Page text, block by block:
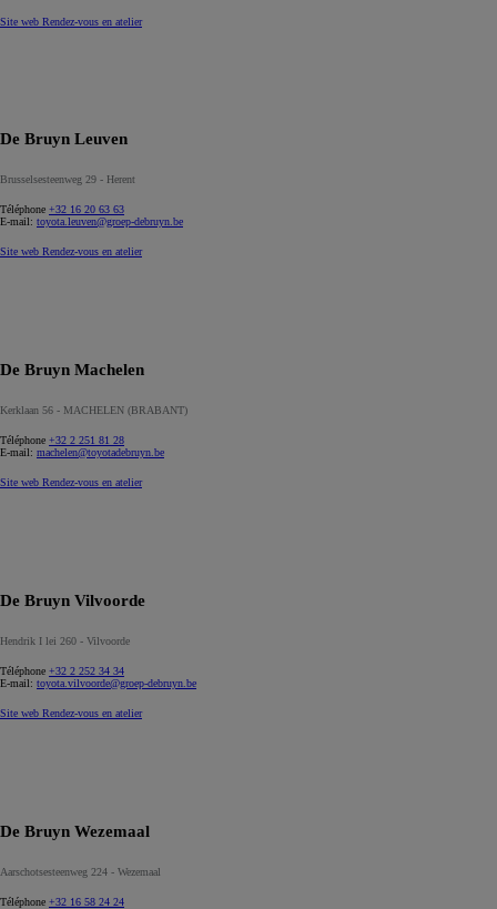
Site web Rendez-vous en atelier
De Bruyn Leuven
Brusselsesteenweg 29 - Herent
Téléphone +32 16 20 63 63
E-mail: toyota.leuven@groep-debruyn.be
Site web Rendez-vous en atelier
De Bruyn Machelen
Kerklaan 56 - MACHELEN (BRABANT)
Téléphone +32 2 251 81 28
E-mail: machelen@toyotadebruyn.be
Site web Rendez-vous en atelier
De Bruyn Vilvoorde
Hendrik I lei 260 - Vilvoorde
Téléphone +32 2 252 34 34
E-mail: toyota.vilvoorde@groep-debruyn.be
Site web Rendez-vous en atelier
De Bruyn Wezemaal
Aarschotsesteenweg 224 - Wezemaal
Téléphone +32 16 58 24 24